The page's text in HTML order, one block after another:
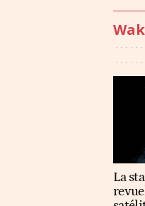
La